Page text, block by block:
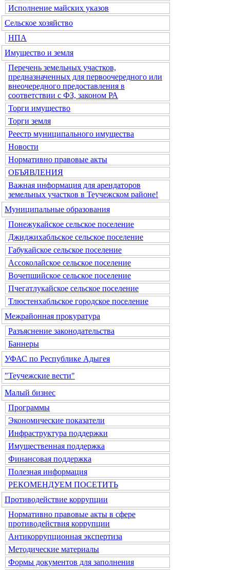
Исполнение майских указов
Сельское хозяйство
НПА
Имущество и земля
Перечень земельных участков,
предназначенных для первоочередного или
внеочередного предоставления в
соответствии с ФЗ, законом РА
Торги имущество
Торги земля
Реестр муниципального имущества
Новости
Нормативно правовые акты
ОБЪЯВЛЕНИЯ
Важная информация для арендаторов
земельных участков в Теучежском районе!
Муниципальные образования
Понежукайское сельское поселение
Джиджихабльское сельское поселение
Габукайское сельское поселение
Ассоколайское сельское поселение
Вочепшийское сельское поселение
Пчегатлукайское сельское поселение
Тлюстенхабльское городское поселение
Межрайонная прокуратура
Разъяснение законодательства
Баннеры
УФАС по Республике Адыгея
"Теучежские вести"
Малый бизнес
Программы
Экономические показатели
Инфраструктура поддержки
Имущественная поддержка
Финансовая поддержка
Полезная информация
РЕКОМЕНДУЕМ ПОСЕТИТЬ
Противодействие коррупции
Нормативно правовые акты в сфере
противодействия коррупции
Антикоррупционная экспертиза
Методические материалы
Формы документов для заполнения